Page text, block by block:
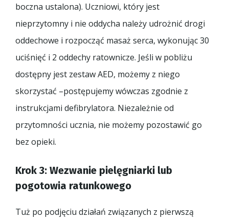
boczna ustalona). Uczniowi, który jest
nieprzytomny i nie oddycha należy udrożnić drogi
oddechowe i rozpocząć masaż serca, wykonując 30
uciśnięć i 2 oddechy ratownicze. Jeśli w pobliżu
dostępny jest zestaw AED, możemy z niego
skorzystać –postępujemy wówczas zgodnie z
instrukcjami defibrylatora. Niezależnie od
przytomności ucznia, nie możemy pozostawić go
bez opieki.
Krok 3: Wezwanie pielęgniarki lub
pogotowia ratunkowego
Tuż po podjęciu działań związanych z pierwszą